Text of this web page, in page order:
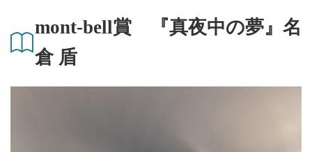
mont-bell賞 『真夜中の夢』名
倉 盾